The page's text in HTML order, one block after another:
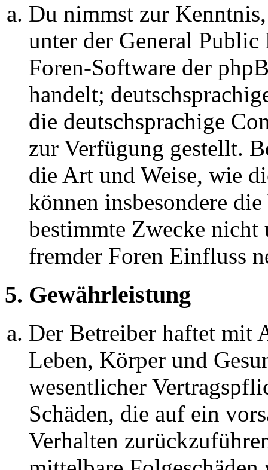
Du nimmst zur
unter der General
Foren-Software der
handelt;
die deutschsprachige
zur Verfügung gestellt.
die Art und Weise, wie
können insbesondere
bestimmte Zwecke nicht
fremder Foren Einfluss
5. Gewährleistung
Der Betreiber haftet mit
Leben, Körper und
wesentlicher
Schäden, die auf ein
Verhalten